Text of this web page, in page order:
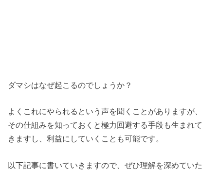
ダマシはなぜ起こるのでしょうか？
よくこれにやられるという声を聞くことがありますが、
その仕組みを知っておくと極力回避する手段も生まれて
きますし、利益にしていくことも可能です。
以下記事に書いていきますので、ぜひ理解を深めていた